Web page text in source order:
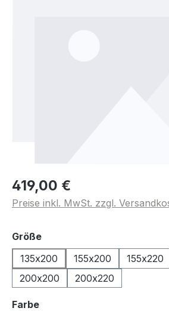
419,00 €
Preise inkl. MwSt. zzgl.
Größeauswählen
135x200
155x200 155x220
200x200
200x220
Farbeauswählen